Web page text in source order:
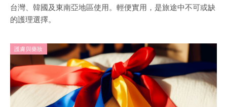
台灣、韓國及東南亞地區使用。輕便實用，是旅途中不可或缺
的護理選擇。
護膚與藥妝